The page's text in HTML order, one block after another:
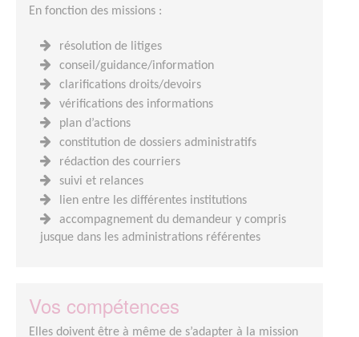
En fonction des missions :
résolution de litiges
conseil/guidance/information
clarifications droits/devoirs
vérifications des informations
plan d’actions
constitution de dossiers administratifs
rédaction des courriers
suivi et relances
lien entre les différentes institutions
accompagnement du demandeur y compris
jusque dans les administrations référentes
Vos compétences
Elles doivent être à même de s’adapter à la mission